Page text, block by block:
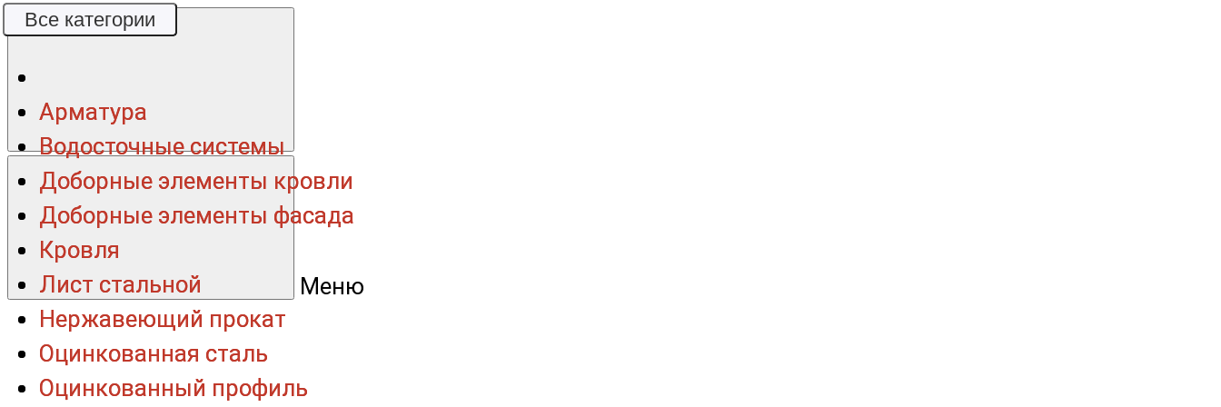
Меню
Все категории
Арматура
Водосточные системы
Доборные элементы кровли
Доборные элементы фасада
Кровля
Лист стальной
Нержавеющий прокат
Оцинкованная сталь
Оцинкованный профиль
Все категории
Арматура
Водосточные системы
Доборные элементы кровли
Доборные элементы фасада
Кровля
Лист стальной
Нержавеющий прокат
Оцинкованная сталь
Оцинкованный профиль